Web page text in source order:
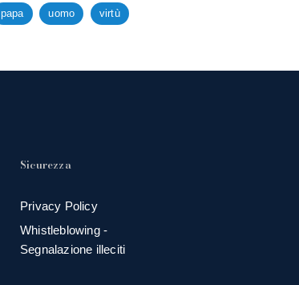
papa uomo virtù
Sicurezza
Privacy Policy
Whistleblowing -
Segnalazione illeciti